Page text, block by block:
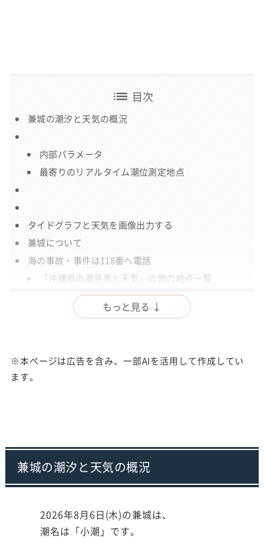
list 目次
兼城の潮汐と天気の概況
内部パラメータ
最寄りのリアルタイム潮位測定地点
タイドグラフと天気を画像出力する
兼城について
海の事故・事件は118番へ電話
「沖縄県の潮見表と天気」の他の地点一覧
もっと見る ↓
※本ページは広告を含み、一部AIを活用して作成してい
ます。
兼城の潮汐と天気の概況
2026年8月6日(木)の兼城は、
潮名は「小潮」です。